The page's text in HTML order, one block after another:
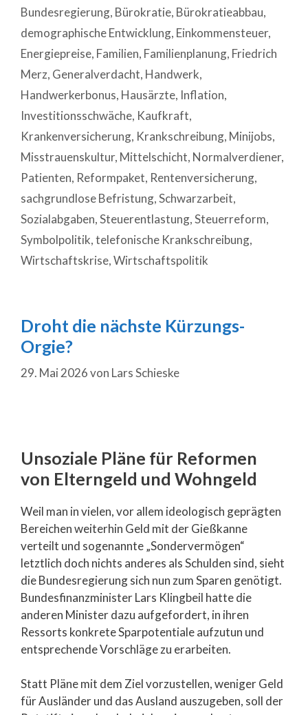
Bundesregierung, Bürokratie, Bürokratieabbau,
demographische Entwicklung, Einkommensteuer,
Energiepreise, Familien, Familienplanung, Friedrich
Merz, Generalverdacht, Handwerk,
Handwerkerbonus, Hausärzte, Inflation,
Investitionsschwäche, Kaufkraft,
Krankenversicherung, Krankschreibung, Minijobs,
Misstrauenskultur, Mittelschicht, Normalverdiener,
Patienten, Reformpaket, Rentenversicherung,
sachgrundlose Befristung,Schwarzarbeit,
Sozialabgaben,Steuerentlastung,Steuerreform,
Symbolpolitik,telefonische Krankschreibung,
Wirtschaftskrise,Wirtschaftspolitik
Droht die nächste Kürzungs-
Orgie?
29. Mai 2026von Lars Schieske
Unsoziale Pläne für Reformen
von Elterngeld und Wohngeld
Weil man in vielen, vor allem ideologisch geprägten
Bereichen weiterhin Geld mit der Gießkanne
verteilt und sogenannte „Sondervermögen“
letztlich doch nichts anderes als Schulden sind, sieht
die Bundesregierung sich nun zum Sparen genötigt.
Bundesfinanzminister Lars Klingbeil hatte die
anderen Minister dazu aufgefordert, in ihren
Ressorts konkrete Sparpotentiale aufzutun und
entsprechende Vorschläge zu erarbeiten.
Statt Pläne mit dem Ziel vorzustellen, weniger Geld
für Ausländer und das Ausland auszugeben, soll der